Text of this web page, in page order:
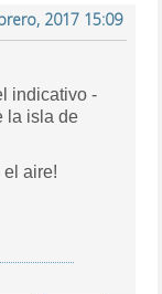
2017 15:09
indicativo -
la isla de
el aire!